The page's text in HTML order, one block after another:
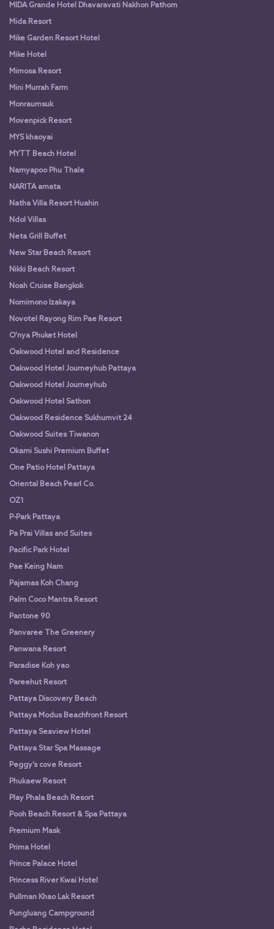
MIDA Grande Hotel Dhavaravati Nakhon Pathom
Mida Resort
Mike Garden Resort Hotel
Mike Hotel
Mimosa Resort
Mini Murrah Farm
Monraumsuk
Movenpick Resort
MYS khaoyai
MYTT Beach Hotel
Namyapoo Phu Thale
NARITA amata
Natha Villa Resort Huahin
Ndol Villas
Neta Grill Buffet
New Star Beach Resort
Nikki Beach Resort
Noah Cruise Bangkok
Nomimono Izakaya
Novotel Rayong Rim Pae Resort
O'nya Phuket Hotel
Oakwood Hotel and Residence
Oakwood Hotel Journeyhub Pattaya
Oakwood Hotel Journeyhub
Oakwood Hotel Sathon
Oakwood Residence Sukhumvit 24
Oakwood Suites Tiwanon
Okami Sushi Premium Buffet
One Patio Hotel Pattaya
Oriental Beach Pearl Co.
OZ1
P-Park Pattaya
Pa Prai Villas and Suites
Pacific Park Hotel
Pae Keing Nam
Pajamas Koh Chang
Palm Coco Mantra Resort
Pantone 90
Panvaree The Greenery
Panwana Resort
Paradise Koh yao
Pareehut Resort
Pattaya Discovery Beach
Pattaya Modus Beachfront Resort
Pattaya Seaview Hotel
Pattaya Star Spa Massage
Peggy’s cove Resort
Phukaew Resort
Play Phala Beach Resort
Pooh Beach Resort & Spa Pattaya
Premium Mask
Prima Hotel
Prince Palace Hotel
Princess River Kwai Hotel
Pullman Khao Lak Resort
Pungluang Campground